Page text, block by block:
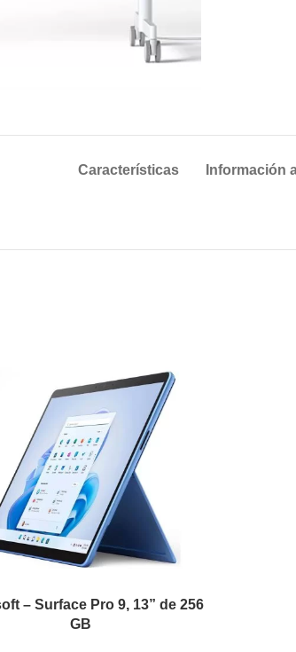
Características Información
– Surface Pro 9, 13” de 256
GB